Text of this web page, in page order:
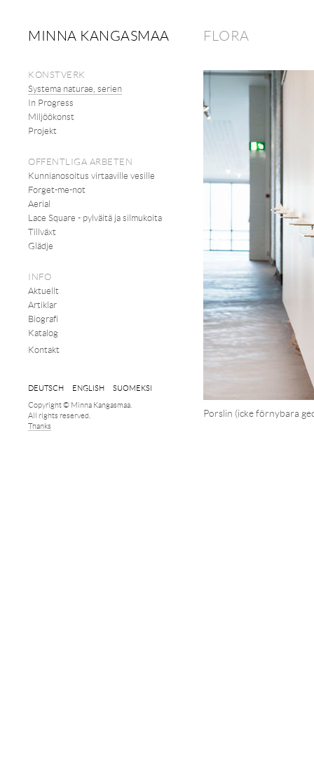
MINNA KANGASMAA
KONSTVERK
Systema naturae, serien
In Progress
Miljöökonst
Projekt
OFFENTLIGA ARBETEN
Kunnianosoitus virtaaville vesille
Forget-me-not
Aerial
Lace Square - pylväitä ja silmukoita
Tillväxt
Glädje
INFO
Aktuellt
Artiklar
Biografi
Katalog
Kontakt
DEUTSCH ENGLISH
SUOMEKSI
Copyright © Minna Kangasmaa.
All rights reserved.
Thanks
FLORA
Porslin (icke förnybara